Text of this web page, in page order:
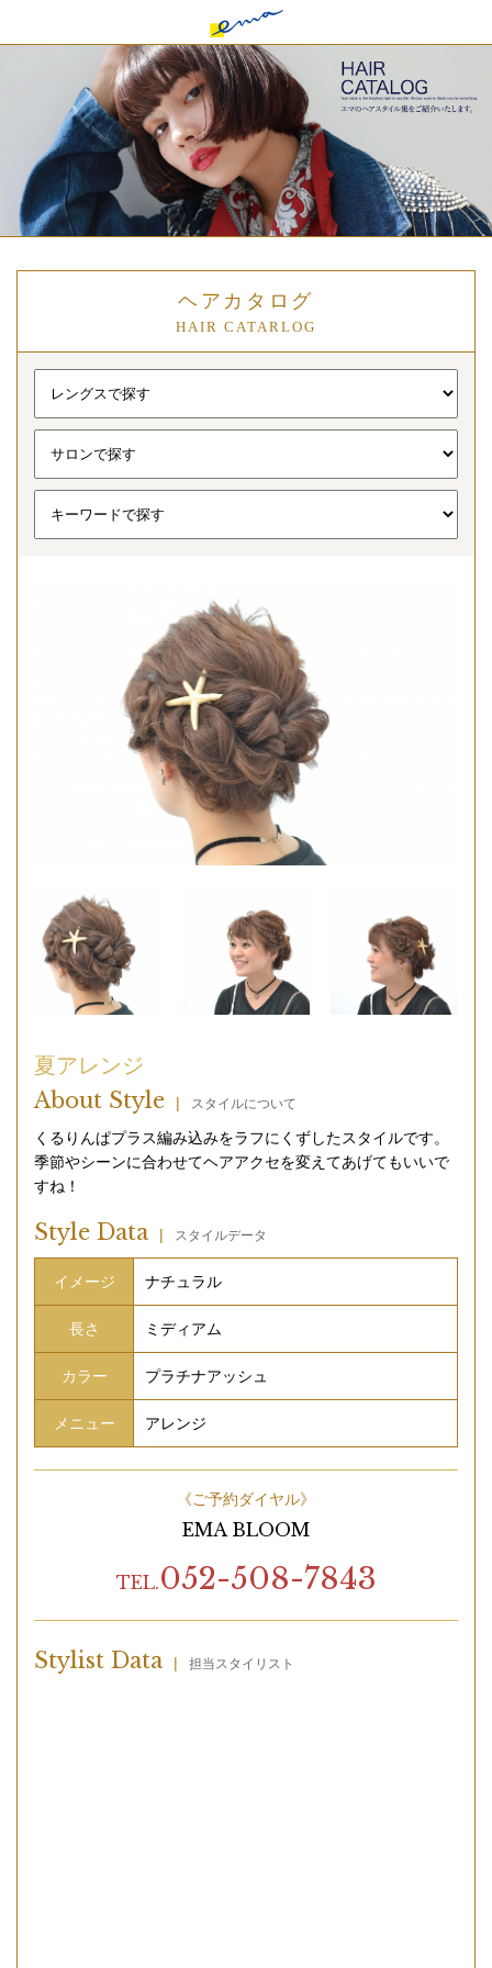
ヘアカタログ
HAIR CATARLOG
夏アレンジ
About Style | スタイルについて
くるりんぱプラス編み込みをラフにくずしたスタイルです。
季節やシーンに合わせてヘアアクセを変えてあげてもいいで
すね！
Style Data | スタイルデータ
イメージ ナチュラル
長さ ミディアム
カラー プラチナアッシュ
メニュー アレンジ
《ご予約ダイヤル》
EMA BLOOM
TEL.052-508-7843
Stylist Data | 担当スタイリスト